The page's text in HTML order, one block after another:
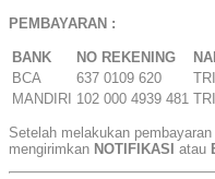
PEMBAYARAN :
BANK NO REKENING
BCA
637 0109 620
MANDIRI 102 000 4939 481
Setelah melakukan pembayaran
mengirimkan NOTIFIKASI atau